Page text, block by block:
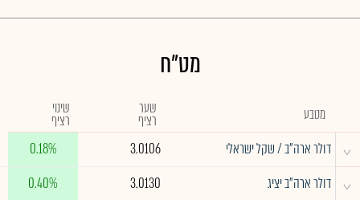
מט"ח
מטבע שער
רציף
שינוי
רציף
^ דולר ארה"ב / שקל ישראלי 3.0106
0.18%
^ דולר ארה"ב יציג 3.0130
0.40%